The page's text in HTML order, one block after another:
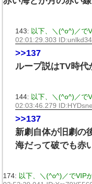
143: 以下、＼(^o^)／で
02:01:29.303
>>137
ループ説はTV時代
144: 以下、＼(^o^)／で
02:03:46.279
>>137
新劇自体が旧劇の
海だって破でも赤
174: 以下、＼(^o^)／でVIP